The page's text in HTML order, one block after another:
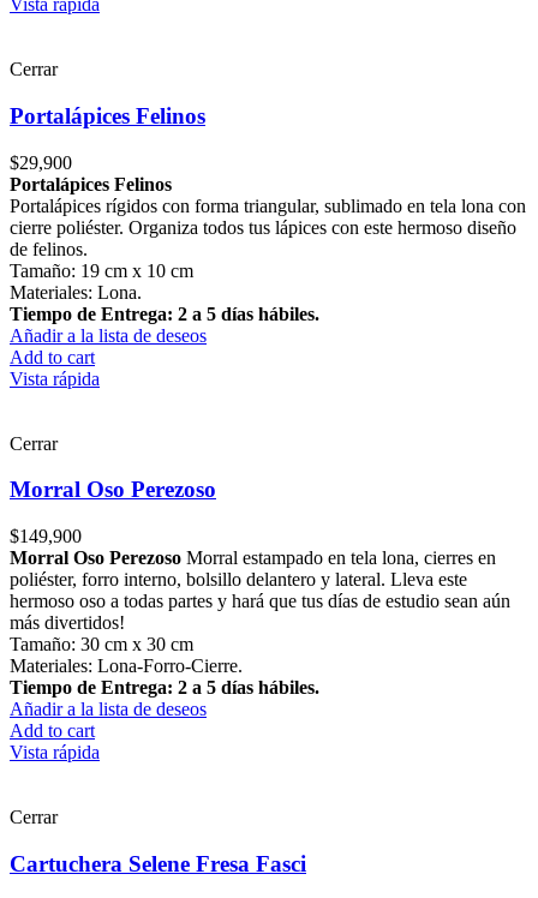
Vista rápida
Cerrar
Portalápices Felinos
$29,900
Portalápices Felinos
Portalápices rígidos con forma triangular, sublimado en tela lona con
cierre poliéster. Organiza todos tus lápices con este hermoso diseño
de felinos.
Tamaño: 19 cm x 10 cm
Materiales: Lona.
Tiempo de Entrega: 2 a 5 días hábiles.
Añadir a la lista de deseos
Add to cart
Vista rápida
Cerrar
Morral Oso Perezoso
$149,900
Morral Oso Perezoso Morral estampado en tela lona, cierres en
poliéster, forro interno, bolsillo delantero y lateral. Lleva este
hermoso oso a todas partes y hará que tus días de estudio sean aún
más divertidos!
Tamaño: 30 cm x 30 cm
Materiales: Lona-Forro-Cierre.
Tiempo de Entrega: 2 a 5 días hábiles.
Añadir a la lista de deseos
Add to cart
Vista rápida
Cerrar
Cartuchera Selene Fresa Fasci